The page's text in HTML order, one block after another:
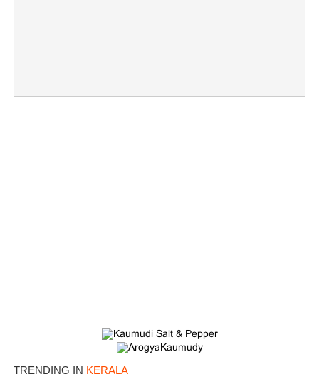
TRENDING IN KERALA
Share this link